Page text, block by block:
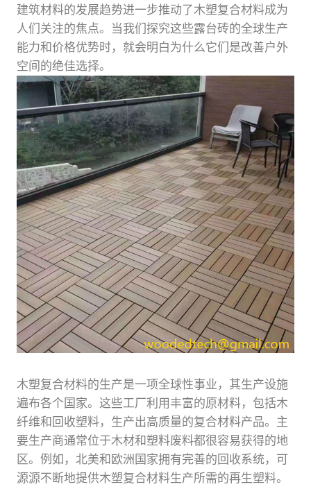
建筑材料的发展趋势进一步推动了木塑复合材料成为
人们关注的焦点。当我们探究这些露台砖的全球生产
能力和价格优势时，就会明白为什么它们是改善户外
空间的绝佳选择。
木塑复合材料的生产是一项全球性事业，其生产设施
遍布各个国家。这些工厂利用丰富的原材料，包括木
纤维和回收塑料，生产出高质量的复合材料产品。主
要生产商通常位于木材和塑料废料都很容易获得的地
区。例如，北美和欧洲国家拥有完善的回收系统，可
源源不断地提供木塑复合材料生产所需的再生塑料。